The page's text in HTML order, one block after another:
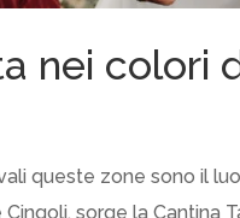
nei colori
queste zone sono il
sorge la Cantina